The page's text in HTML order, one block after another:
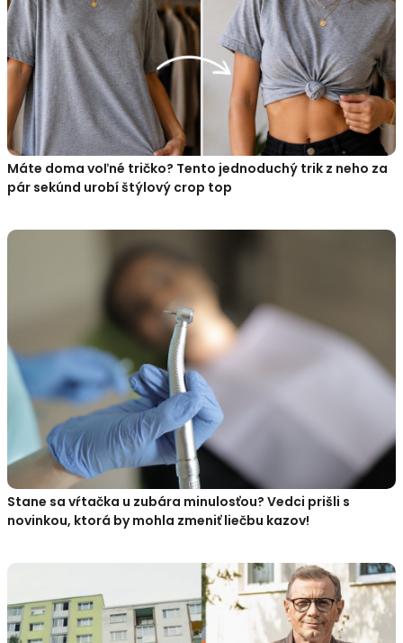
Máte doma voľné tričko? Tento jednoduchý trik z neho za
pár sekúnd urobí štýlový crop top
Stane sa vŕtačka u zubára minulosťou? Vedci prišli s
novinkou, ktorá by mohla zmeniť liečbu kazov!